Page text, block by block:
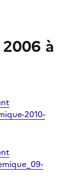
à
2010-